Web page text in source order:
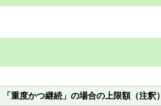
「重度かつ継続」の場合の上限額（注釈）